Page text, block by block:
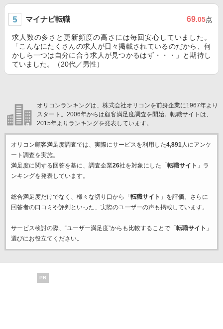
マイナビ転職 69.05点
求人数の多さと更新頻度の高さには毎回安心していました。
「こんなにたくさんの求人が日々掲載されているのだから、何
かしら一つは自分に合う求人が見つかるはず・・・」と期待し
ていました。（20代／男性）
オリコンランキングは、株式会社オリコンを前身企業に1967年より
スタート。2006年からは顧客満足度調査を開始。転職サイトは、
2015年よりランキングを発表しています。
オリコン顧客満足度調査では、実際にサービスを利用した4,891人にアンケ
ート調査を実施。
満足度に関する回答を基に、調査企業26社を対象にした「 転職サイト 」ラ
ンキングを発表しています。
総合満足度だけでなく、様々な切り口から「 転職サイト 」を評価。さらに
回答者の口コミや評判といった、実際のユーザーの声も掲載しています。
サービス検討の際、“ユーザー満足度”からも比較することで「 転職サイト 」
選びにお役立てください。
PR